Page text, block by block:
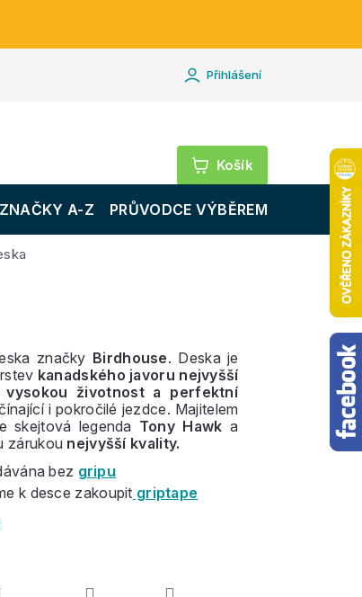
Přihlášení
Nákupní
košík
ZNAČKY A-Z PRŮVODCE VÝBĚREM
značky Birdhouse. Deska je
kanadského javoru nejvyšší
vysokou životnost a perfektní
i pokročilé jezdce. Majitelem
skejtová legenda Tony Hawk a
zárukou nejvyšší kvality.
bez gripu
k desce zakoupit griptape